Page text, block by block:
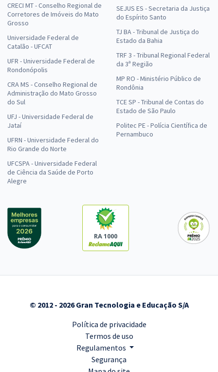
CRECI MT - Conselho Regional de
Corretores de Imóveis do Mato
Grosso
Universidade Federal de
Catalão - UFCAT
UFR - Universidade Federal de
Rondonópolis
CRA MS - Conselho Regional de
Administração do Mato Grosso
do Sul
UFJ - Universidade Federal de
Jataí
UFRN - Universidade Federal do
Rio Grande do Norte
UFCSPA - Universidade Federal
de Ciência da Saúde de Porto
Alegre
SEJUS ES - Secretaria da Justiça
do Espírito Santo
TJ BA - Tribunal de Justiça do
Estado da Bahia
TRF 3 - Tribunal Regional Federal
da 3ª Região
MP RO - Ministério Público de
Rondônia
TCE SP - Tribunal de Contas do
Estado de São Paulo
Politec PE - Polícia Científica de
Pernambuco
RA 1000
© 2012 - 2026 Gran Tecnologia e Educação S/A
Política de privacidade
Termos de uso
Regulamentos
Segurança